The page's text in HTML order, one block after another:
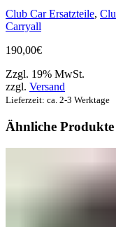
Club Car Ersatzteile,
Carryall
190,00€
Zzgl. 19% MwSt.
zzgl. Versand
Lieferzeit: ca. 2-3 Werktage
Ähnliche Produkte